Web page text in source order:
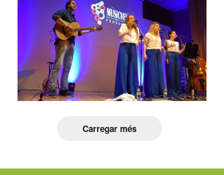
Carregar més